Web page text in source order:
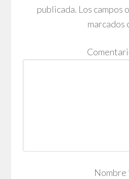
publicada. Los campos
marcados
Nombre